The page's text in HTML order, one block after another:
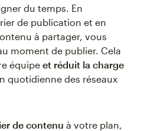
du temps. En
de publication et en
à partager, vous
moment de publier. Cela
équipe et réduit la charge
quotidienne des réseaux
de contenu à votre plan,